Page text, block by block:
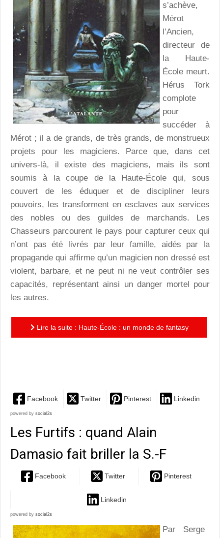
s’achève,
Mérot
l’Ancien,
directeur de
la Haute-
École meurt.
Hérus Tork
complote
pour
succéder à
Mérot ; il a de grands, de très grands, de monstrueux
projets pour les magiciens. Parce que, dans cet
univers-là, il existe des magiciens, mais ils sont
soumis à la coupe de la Haute-École qui, sous
couvert de les éduquer et de discipliner leurs
pouvoirs, les transforment en esclaves aux services
des nobles ou des guildes de marchands. Les
Chasseurs parcourent le pays pour capturer ceux qui
n’ont pas été livrés par leur famille, aidés par la
propagande qui affirme qu’un magicien non dressé est
violent, barbare, et ne peut ni ne veut contrôler ses
capacités, représentant ainsi un danger mortel pour
les autres.
Lire la suite : Haute-École : un monde de fantasy
Facebook Twitter Pinterest Linkedin
powered by social2s
Les Furtifs : quand Alain
Damasio fait briller la S.-F
Facebook Twitter Pinterest
Linkedin
powered by social2s
Par Serge